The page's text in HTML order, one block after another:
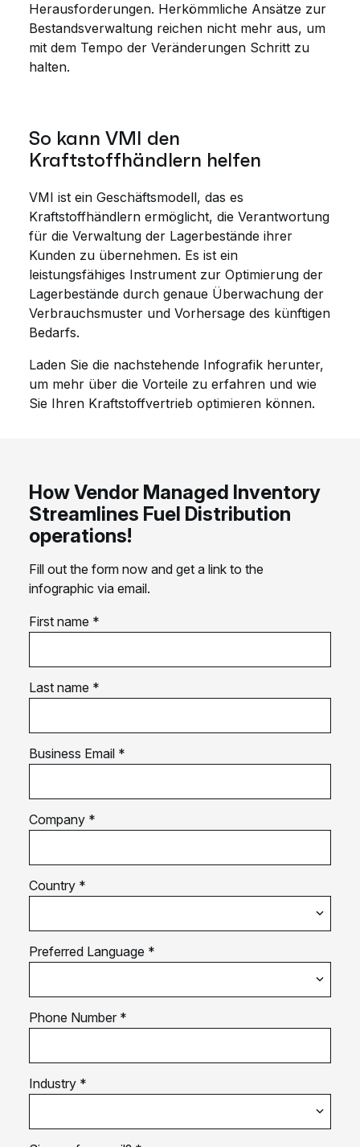
Herausforderungen. Herkömmliche Ansätze zur
Bestandsverwaltung reichen nicht mehr aus, um
mit dem Tempo der Veränderungen Schritt zu
halten.
So kann VMI den
Kraftstoffhändlern helfen
VMI ist ein Geschäftsmodell, das es
Kraftstoffhändlern ermöglicht, die Verantwortung
für die Verwaltung der Lagerbestände ihrer
Kunden zu übernehmen. Es ist ein
leistungsfähiges Instrument zur Optimierung der
Lagerbestände durch genaue Überwachung der
Verbrauchsmuster und Vorhersage des künftigen
Bedarfs.
Laden Sie die nachstehende Infografik herunter,
um mehr über die Vorteile zu erfahren und wie
Sie Ihren Kraftstoffvertrieb optimieren können.